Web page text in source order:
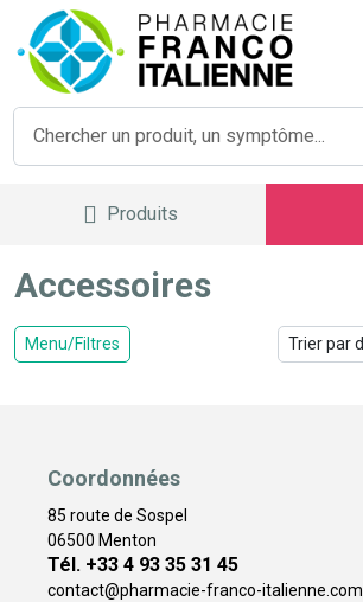
Produits
Accessoires
Menu/Filtres
Coordonnées
85 route de Sospel
06500 Menton
Tél. +33 4 93 35 31 45
contact@pharmacie-franco-italienne.com